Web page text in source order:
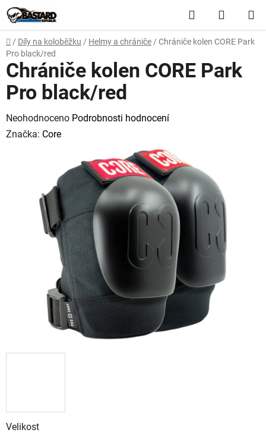
Přejít
na
obsah
Hledat
KOŠÍK
Domů
/ Díly na koloběžku / Helmy a chrániče / Chrániče kolen CORE Park
Pro black/red
Velikost
Chrániče kolen CORE Park
Pro black/red
Průměrné
hodnocení
hvězdiček.
Neohodnoceno Podrobnosti hodnocení
Značka: Core